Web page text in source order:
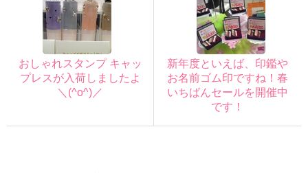
おしゃれスタンプ キャッ
プレスが入荷しましたよ
＼(^o^)／
新年度といえば、印鑑や
お名前ゴム印ですね！春
いちばんセールを開催中
です！